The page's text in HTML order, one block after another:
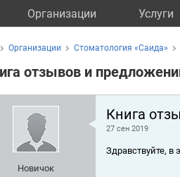
Организации Услуги
Организации Стоматология «Саида»
отзывов и
Новичок
Книга
27 сен 2019
Здравствуйте,